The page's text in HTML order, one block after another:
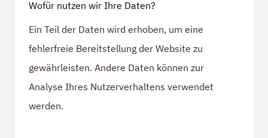
Wofür nutzen wir Ihre Daten?
Ein Teil der Daten wird erhoben, um eine
fehlerfreie Bereitstellung der Website zu
gewährleisten. Andere Daten können zur
Analyse Ihres Nutzerverhaltens verwendet
werden.